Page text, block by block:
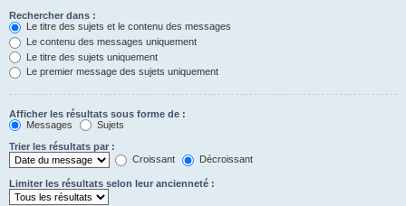
Rechercher dans :
Le titre des sujets et le contenu des messages
Le contenu des messages uniquement
Le titre des sujets uniquement
Le premier message des sujets uniquement
Afficher les résultats sous forme de :
Messages
Sujets
Trier les résultats par :
Croissant
Décroissant
Limiter les résultats selon leur ancienneté :